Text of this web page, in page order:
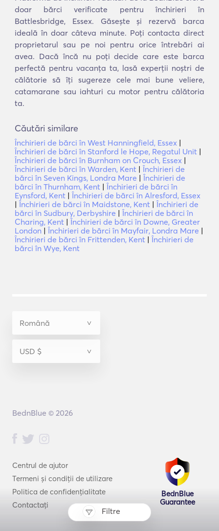
Filtre
doar bărci verificate pentru închirieri în
Battlesbridge, Essex. Găsește și rezervă barca
ideală în doar câteva minute. Poți contacta direct
proprietarul sau pe noi pentru orice întrebări ai
avea. Dacă încă nu poți decide care este barca
perfectă pentru vacanța ta, lasă experții noștri de
călătorie să îți sugereze cele mai bune veliere,
catamarane sau iahturi cu motor pentru călătoria
ta.
Căutări similare
Închirieri de bărci în West Hanningfield, Essex |
Închirieri de bărci în Stanford le Hope, Regatul Unit |
Închirieri de bărci în Burnham on Crouch, Essex |
Închirieri de bărci în Warden, Kent | Închirieri de
bărci în Seven Kings, Londra Mare | Închirieri de
bărci în Thurnham, Kent | Închirieri de bărci în
Eynsford, Kent | Închirieri de bărci în Alresford, Essex
| Închirieri de bărci în Maidstone, Kent | Închirieri de
bărci în Sudbury, Derbyshire | Închirieri de bărci în
Charing, Kent | Închirieri de bărci în Downe, Greater
London | Închirieri de bărci în Mayfair, Londra Mare |
Închirieri de bărci în Frittenden, Kent | Închirieri de
bărci în Wye, Kent
Centrul de ajutor
Termeni și condiții de utilizare
Politica de confidențialitate
Contactați
BednBlue
Guarantee
BednBlue © 2026